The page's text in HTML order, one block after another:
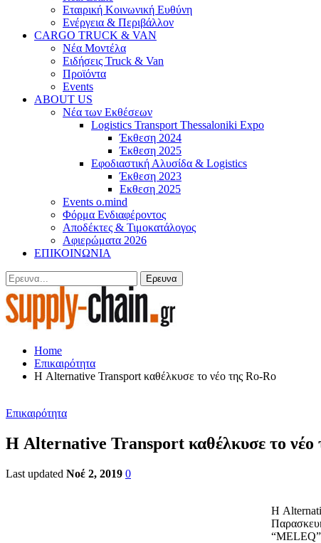
Εταιρική Κοινωνική Ευθύνη
Ενέργεια & Περιβάλλον
CARGO TRUCK & VAN
Νέα Μοντέλα
Ειδήσεις Truck & Van
Προϊόντα
Events
ABOUT US
Νέα των Εκθέσεων
Logistics Transport Thessaloniki Expo
Έκθεση 2024
Έκθεση 2025
Εφοδιαστική Αλυσίδα & Logistics
Έκθεση 2023
Εκθεση 2025
Events o.mind
Φόρμα Ενδιαφέροντος
Αποδέκτες & Τιμοκατάλογος
Αφιερώματα 2026
ΕΠΙΚΟΙΝΩΝΙΑ
Home
Επικαιρότητα
Η Alternative Transport καθέλκυσε το νέο της Ro-Ro
Επικαιρότητα
Η Alternative Transport καθέλκυσε το νέο
Last updated Νοέ 2, 2019 0
Η